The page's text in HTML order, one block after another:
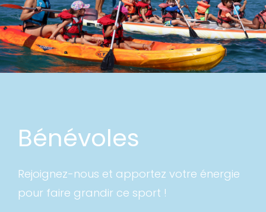
Bénévoles
Rejoignez-nous et apportez votre énergie
pour faire grandir ce sport !